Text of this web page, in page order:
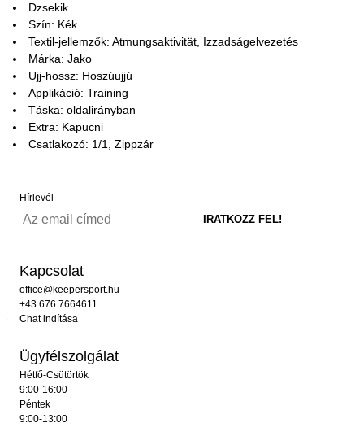
Dzsekik
Szín: Kék
Textil-jellemzők: Atmungsaktivität, Izzadságelvezetés
Márka: Jako
Ujj-hossz: Hoszúujjú
Applikáció: Training
Táska: oldalirányban
Extra: Kapucni
Csatlakozó: 1/1, Zippzár
Hírlevél
Kapcsolat
office@keepersport.hu
+43 676 7664611
Chat indítása
Ügyfélszolgálat
Hétfő-Csütörtök
9:00-16:00
Péntek
9:00-13:00